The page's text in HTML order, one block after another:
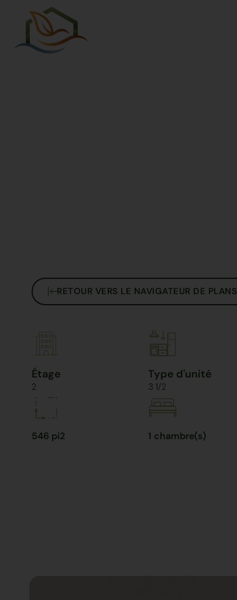
RETOUR VERS LE NAVIGATEUR DE PLANS
Étage
2
Type d'unité
3 1/2
546 pi2 1 chambre(s)